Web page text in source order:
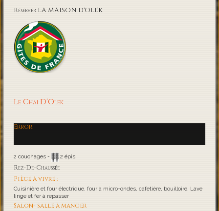
Réserver LA MAISON D'OLEK
Le Chai D'Olek
Error
2 couchages - 2 épis
Rez-De-Chaussée
Pièce à vivre :
Cuisinière et four électrique, four à micro-ondes, cafetière, bouilloire, Lave
linge et fer à repasser
Salon- salle à manger